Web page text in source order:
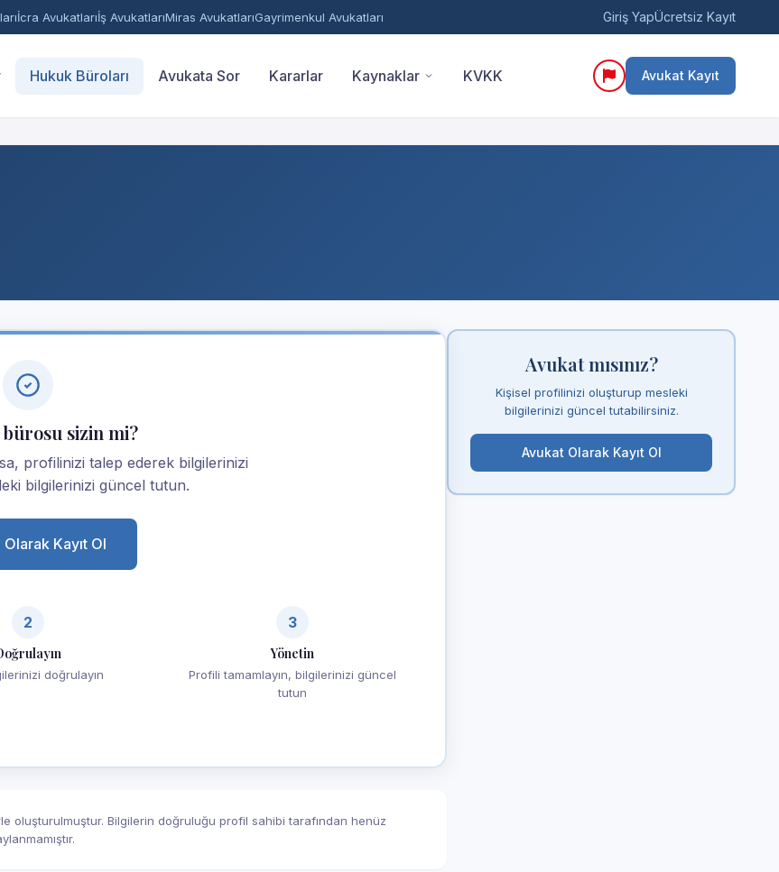
İcra Avukatlarıİş AvukatlarıMiras AvukatlarıGayrimenkul Avukatları Giriş YapÜcretsiz Kayıt
Hukuk Büroları Avukata Sor Kararlar Kaynaklar KVKK Avukat Kayıt
sizin mi?
profilinizi talep ederek bilgilerinizi
bilgilerinizi güncel tutun.
Olarak Kayıt Ol
2
doğrulayın
3
Yönetin
Profili tamamlayın, bilgilerinizi güncel
tutun
oluşturulmuştur. Bilgilerin doğruluğu profil sahibi tarafından henüz
Avukat mısınız?
Kişisel profilinizi oluşturup mesleki
bilgilerinizi güncel tutabilirsiniz.
Avukat Olarak Kayıt Ol